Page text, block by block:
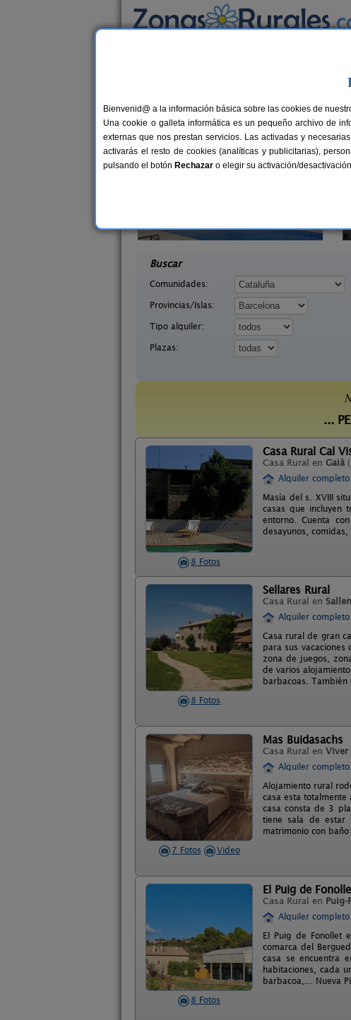
Casas Rurales cerca de
33 €
Buscar
Comunidades:
Provincias/Islas:
Tipo alquiler:
Plazas:
...
8 Fotos
Casa Rural Cal
Casa Rural en Gaià
Alquiler completo
Masía del s. XVIII
casas que incluyen
entorno. Cuenta
desayunos,
8 Fotos
Sellares Rural
Casa Rural en
Alquiler completo
Casa rural de gran
para sus
zona de juegos,
de varios
barbacoas. También
7 Fotos Video
Mas Buidasachs
Casa Rural en Viver
Alquiler completo
Alojamiento rural
casa esta
casa consta de 3
tiene sala de estar
matrimonio con
8 Fotos
El Puig de
Casa Rural en Puig-
Alquiler completo
El Puig de Fonollet
comarca del
casa se encuentra
habitaciones, cada
barbacoa,... Nueva
Bienvenid@ a la información básica sobre las cookies de
Una cookie o galleta informática es un pequeño archivo de
externas que nos prestan servicios. Las activadas y
activarás el resto de cookies (analíticas y publicitarias),
pulsando el botón Rechazar o elegir su activación/